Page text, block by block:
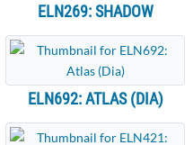
ELN269: SHADOW
ELN692: ATLAS (DIA)